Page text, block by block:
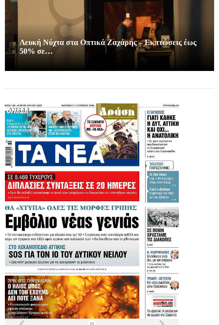
Λευκή Νύχτα στα Οπτικά Ζαχάρης – Εκπτώσεις έως
50% σε…